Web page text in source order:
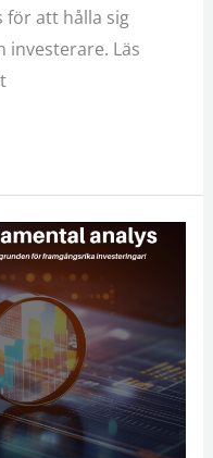
för att hålla sig
investerare. Läs